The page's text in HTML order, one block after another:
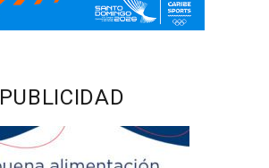
PUBLICIDAD